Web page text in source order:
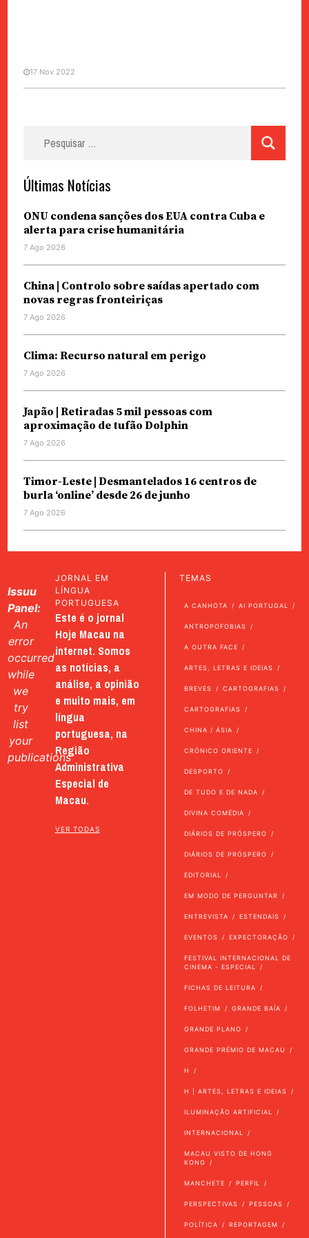
LAG 2023 | Indústria têxtil “não
está condenada à morte”, diz
17 Nov 2022
Últimas Notícias
ONU condena sanções dos EUA contra Cuba e
alerta para crise humanitária
7 Ago 2026
China | Controlo sobre saídas apertado com
novas regras fronteiriças
7 Ago 2026
Clima: Recurso natural em perigo
7 Ago 2026
Japão | Retiradas 5 mil pessoas com
aproximação de tufão Dolphin
7 Ago 2026
Timor-Leste | Desmantelados 16 centros de
burla ‘online’ desde 26 de junho
7 Ago 2026
Issuu
Panel:
An
error
occurred
while
we
try
list
your
publications
JORNAL EM
LÍNGUA
PORTUGUESA
Este é o jornal
Hoje Macau na
internet. Somos
as notícias, a
análise, a opinião
e muito mais, em
língua
portuguesa, na
Região
Administrativa
Especial de
Macau.
VER TODAS
TEMAS
A CANHOTA AI PORTUGAL
ANTROPOFOBIAS
A OUTRA FACE
ARTES, LETRAS E IDEIAS
BREVES CARTOGRAFIAS
CARTOGRAFIAS
CHINA / ÁSIA
CRÓNICO ORIENTE
DESPORTO
DE TUDO E DE NADA
DIVINA COMÉDIA
DIÁRIOS DE PRÓSPERO
DIÁRIOS DE PRÓSPERO
EDITORIAL
EM MODO DE PERGUNTAR
ENTREVISTA ESTENDAIS
EVENTOS EXPECTORAÇÃO
FESTIVAL INTERNACIONAL DE
CINEMA - ESPECIAL
FICHAS DE LEITURA
FOLHETIM GRANDE BAÍA
GRANDE PLANO
GRANDE PRÉMIO DE MACAU
H
H | ARTES, LETRAS E IDEIAS
ILUMINAÇÃO ARTIFICIAL
INTERNACIONAL
MACAU VISTO DE HONG
KONG
MANCHETE PERFIL
PERSPECTIVAS PESSOAS
POLÍTICA REPORTAGEM